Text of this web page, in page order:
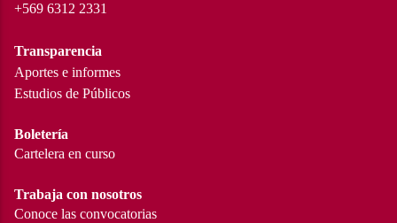
+569 6312 2331
Transparencia
Aportes e informes
Estudios de Públicos
Boletería
Cartelera en curso
Trabaja con nosotros
Conoce las convocatorias